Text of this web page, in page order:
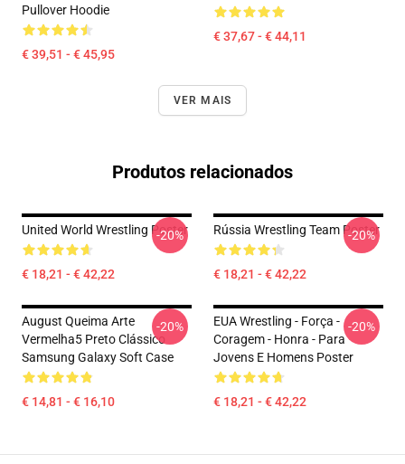
Pullover Hoodie
€ 39,51 - € 45,95
€ 37,67 - € 44,11
VER MAIS
Produtos relacionados
United World Wrestling Poster
€ 18,21 - € 42,22
-20% Rússia Wrestling Team Poster
€ 18,21 - € 42,22
-20%
August Queima Arte
Vermelha5 Preto Clássico
Samsung Galaxy Soft Case
€ 14,81 - € 16,10
-20%
EUA Wrestling - Força -
Coragem - Honra - Para
Jovens E Homens Poster
€ 18,21 - € 42,22
-20%